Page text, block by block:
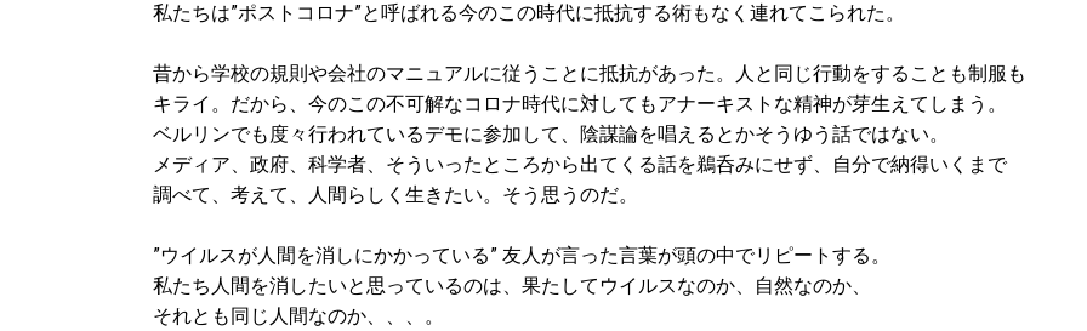
私たちは”ポストコロナ”と呼ばれる今のこの時代に抵抗する術もなく連れてこられた。
昔から学校の規則や会社のマニュアルに従うことに抵抗があった。人と同じ行動をすることも制服も
キライ。 だから、今のこの不可解なコロナ時代に対してもアナーキストな精神が芽生えてしまう。
ベルリンでも度々行われているデモに参加して、陰謀論を唱えるとかそうゆう話ではない。
メディア、政府、科学者、 そういったところから出てくる話を鵜呑みにせず、自分で納得いくまで
調べて、考えて、人間らしく生きたい。 そう思うのだ。
”ウイルスが人間を消しにかかっている” 友人が言った言葉が頭の中でリピートする。
私たち人間を消したいと思っているのは、果たしてウイルスなのか、自然なのか、
それとも同じ人間なのか、、、。